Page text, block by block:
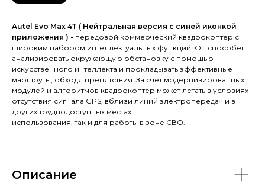
Autel Evo Max 4T ( Нейтральная версия с синей иконкой
приложения ) - передовой коммерческий квадрокоптер с
широким набором интеллектуальных функций. Он способен
анализировать окружающую обстановку с помощью
искусственного интеллекта и прокладывать эффективные
маршруты, обходя препятствия. За счет модернизированных
модулей и алгоритмов квадрокоптер может летать в условиях
отсутствия сигнала GPS, вблизи линий электропередач и в
других труднодоступных местах.
использования, так и для работы в зоне СВО.
Описание